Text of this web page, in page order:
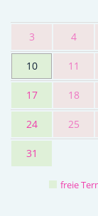
3 4
10 11
17 18
24 25
31
freie